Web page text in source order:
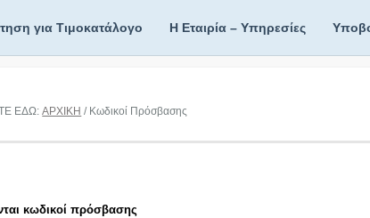
για Τιμοκατάλογο Η Εταιρία – Υπηρεσίες
ΕΔΩ:ΑΡΧΙΚΗ / Κωδικοί Πρόσβασης
κωδικοί πρόσβασης